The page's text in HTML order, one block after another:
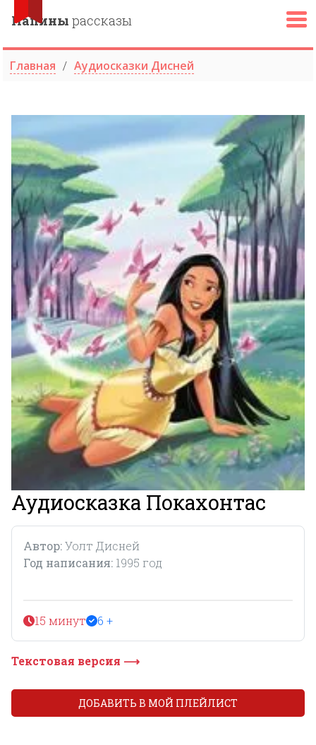
Папины рассказы
Главная Аудиосказки Дисней
Аудиосказка Покахонтас
Автор:Уолт Дисней
Год написания: 1995 год
15 минут 6 +
Текстовая версия ⟶
ДОБАВИТЬ В МОЙ ПЛЕЙЛИСТ